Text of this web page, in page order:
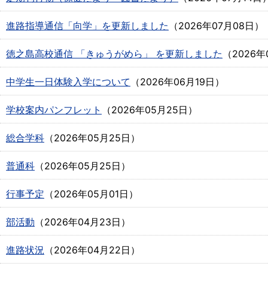
進路指導通信「向学」を更新しました （2026年07月08日 ）
徳之島高校通信 「きゅうがめら」 を更新しました （2026年
中学生一日体験入学について （2026年06月19日 ）
学校案内パンフレット （2026年05月25日 ）
総合学科 （2026年05月25日 ）
普通科 （2026年05月25日 ）
行事予定 （2026年05月01日 ）
部活動 （2026年04月23日 ）
進路状況 （2026年04月22日 ）